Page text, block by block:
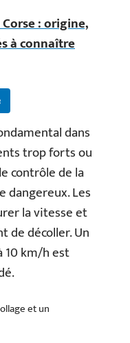
Corse : origine,
à connaître
dans
trop forts ou
contrôle de la
Les
la vitesse et
de décoller. Un
10 km/h est
et un